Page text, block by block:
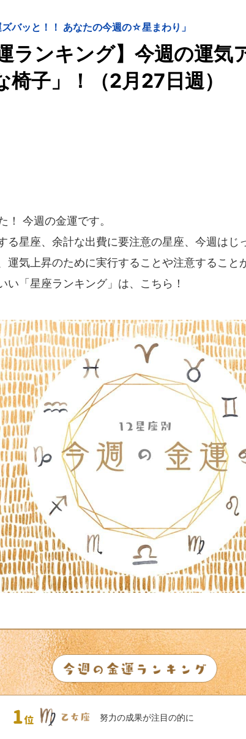
ズバッと！！ あなたの今週の☆星まわり」
ランキング】今週の運気
椅子」！（2月27日週）
！ 今週の金運です。
る星座、余計な出費に要注意の星座、今週はじ
運気上昇のために実行することや注意すること
い「星座ランキング」は、こちら！
努力の成果が注目の的に